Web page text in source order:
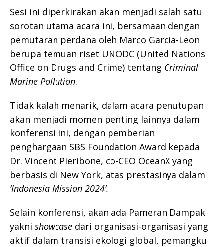
Sesi ini diperkirakan akan menjadi salah satu
sorotan utama acara ini, bersamaan dengan
pemutaran perdana oleh Marco Garcia-Leon
berupa temuan riset UNODC (United Nations
Office on Drugs and Crime) tentang Criminal
Marine Pollution.
Tidak kalah menarik, dalam acara penutupan
akan menjadi momen penting lainnya dalam
konferensi ini, dengan pemberian
penghargaan SBS Foundation Award kepada
Dr. Vincent Pieribone, co-CEO OceanX yang
berbasis di New York, atas prestasinya dalam
‘Indonesia Mission 2024’.
Selain konferensi, akan ada Pameran Dampak
yakni showcase dari organisasi-organisasi yang
aktif dalam transisi ekologi global, pemangku